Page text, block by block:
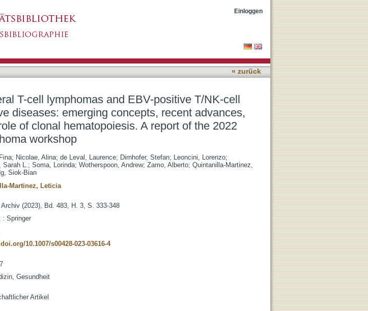
positive T/NK-cell lymphoproliferative diseases:
putative role of clonal hematopoiesis. A report of the
Einloggen
« zurück
T-cell lymphomas and EBV-positive T/NK-cell
diseases: emerging concepts, recent advances,
of clonal hematopoiesis. A report of the 2022
workshop
; Nicolae, Alina; de Leval, Laurence; Dirnhofer, Stefan; Leoncini, Lorenzo;
Sarah L.; Soma, Lorinda; Wotherspoon, Andrew; Zamo, Alberto; Quintanilla-Martinez,
Siok-Bian
Martinez, Leticia
(2023), Bd. 483, H. 3, S. 333-348
: Springer
10.1007/s00428-023-03616-4
Gesundheit
Artikel